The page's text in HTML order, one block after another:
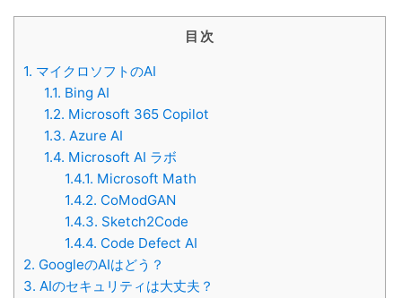
目次
1. マイクロソフトのAI
1.1. Bing AI
1.2. Microsoft 365 Copilot
1.3. Azure AI
1.4. Microsoft AI ラボ
1.4.1. Microsoft Math
1.4.2. CoModGAN
1.4.3. Sketch2Code
1.4.4. Code Defect AI
2. GoogleのAIはどう？
3. AIのセキュリティは大丈夫？